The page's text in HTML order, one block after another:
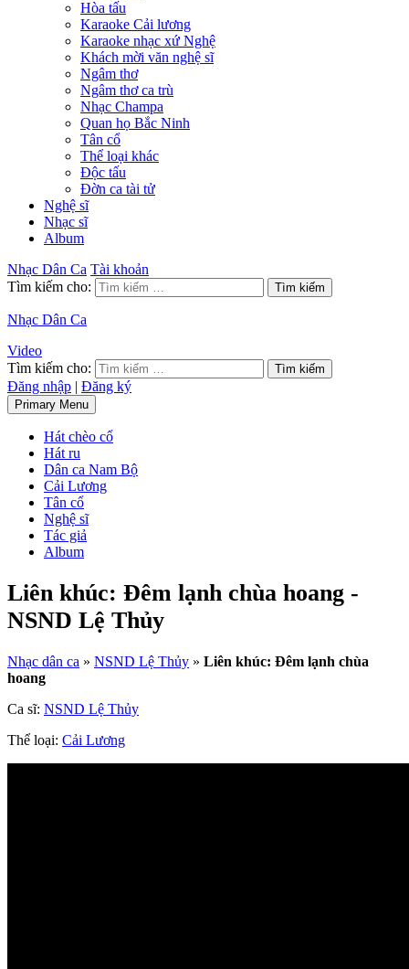
Hòa tấu
Karaoke Cải lương
Karaoke nhạc xứ Nghệ
Khách mời văn nghệ sĩ
Ngâm thơ
Ngâm thơ ca trù
Nhạc Champa
Quan họ Bắc Ninh
Tân cổ
Thể loại khác
Độc tấu
Đờn ca tài tử
Nghệ sĩ
Nhạc sĩ
Album
Nhạc Dân Ca Tài khoản
Tìm kiếm cho:
Nhạc Dân Ca
Video
Tìm kiếm cho:
Đăng nhập | Đăng ký
Primary Menu
Hát chèo cổ
Hát ru
Dân ca Nam Bộ
Cải Lương
Tân cổ
Nghệ sĩ
Tác giả
Album
Liên khúc: Đêm lạnh chùa hoang -
NSND Lệ Thủy
Nhạc dân ca » NSND Lệ Thủy » Liên khúc: Đêm lạnh chùa
hoang
Ca sĩ: NSND Lệ Thủy
Thể loại: Cải Lương